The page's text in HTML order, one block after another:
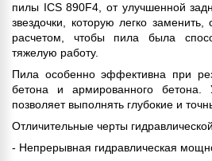
пилы ICS 890F4, от улучшенной
звездочки, которую легко заменить,
расчетом, чтобы пила была
тяжелую работу.
Пила особенно эффективна при
бетона и армированного бетона.
позволяет выполнять глубокие и
Отличительные черты
- Непрерывная гидравлическая